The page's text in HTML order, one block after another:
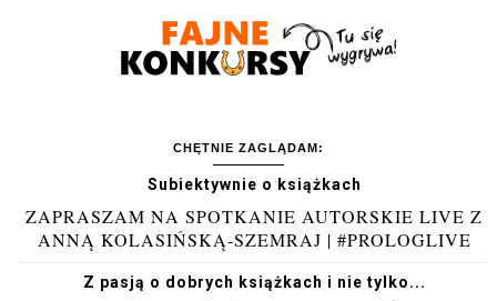
CHĘTNIE ZAGLĄDAM:
Subiektywnie o książkach
ZAPRASZAM NA SPOTKANIE AUTORSKIE LIVE Z
ANNĄ KOLASIŃSKĄ-SZEMRAJ | #PROLOGLIVE
Z pasją o dobrych książkach i nie tylko...